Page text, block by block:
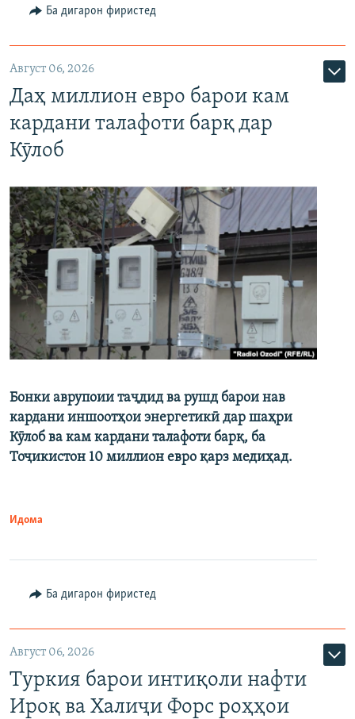
Ба дигарон фиристед
Август 06, 2026
Даҳ миллион евро барои кам
кардани талафоти барқ дар
Кӯлоб
Бонки аврупоии таҷдид ва рушд барои нав
кардани иншоотҳои энергетикӣ дар шаҳри
Кӯлоб ва кам кардани талафоти барқ, ба
Тоҷикистон 10 миллион евро қарз медиҳад.
Идома
Ба дигарон фиристед
Август 06, 2026
Туркия барои интиқоли нафти
Ироқ ва Халиҷи Форс роҳҳои